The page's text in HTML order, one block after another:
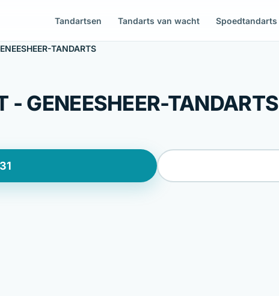
Tandartsen Tandarts van wacht Spoedtandarts
TANDARTS
- GENEESHEER-TANDARTS